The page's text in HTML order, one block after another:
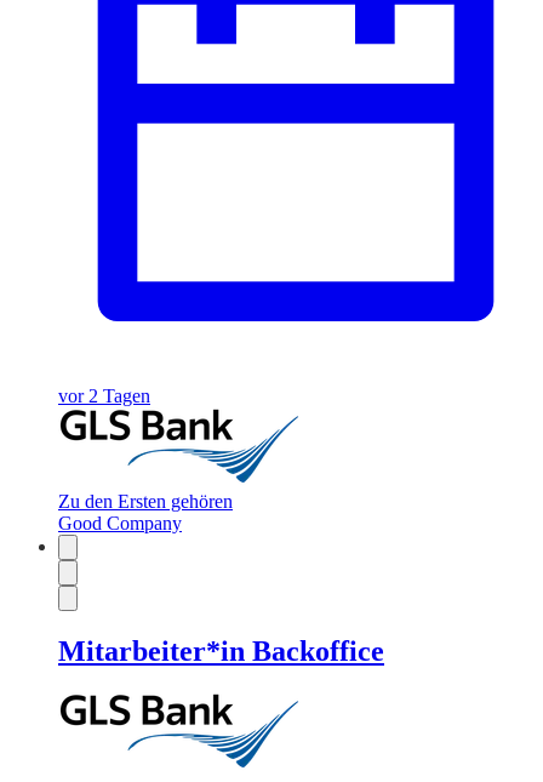
vor 2 Tagen
Zu den Ersten gehören
Good Company
Mitarbeiter*in Backoffice